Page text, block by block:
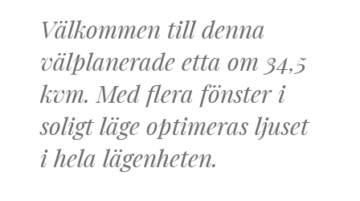
Välkommen till denna
välplanerade etta om 34,5
kvm. Med flera fönster i
soligt läge optimeras ljuset
i hela lägenheten.